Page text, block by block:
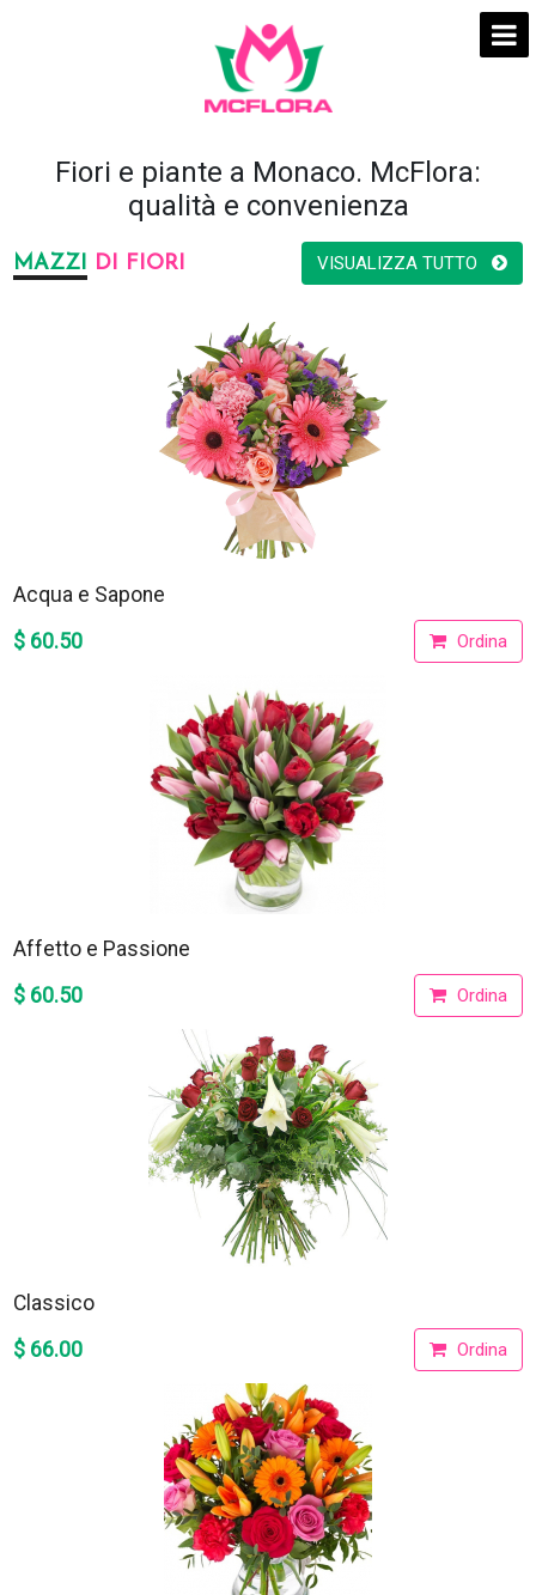
Fiori e piante a Monaco. McFlora:
qualità e convenienza
MAZZI DI FIORI VISUALIZZA TUTTO
Acqua e Sapone
$ 60.50
Ordina
Affetto e Passione
$ 60.50
Ordina
Classico
$ 66.00
Ordina